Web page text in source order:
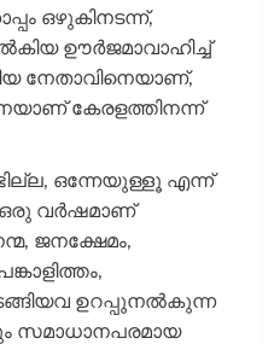
ഒഴുകിനടന്ന്,
ഊര്‍ജമാവാഹിച്ച്
നേതാവിനെയാണ്,
കേരളത്തിനന്ന്
ഒന്നേയുള്ളൂ എന്ന്
ഒരു വർഷമാണ്
ജനക്ഷേമം,
ഉറപ്പുനൽകുന്ന
സമാധാനപരമായ